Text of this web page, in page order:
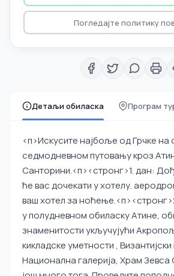
Детаљи обиласка Програм
<п>Искусите најбоље од Грчке на
седмодневном путовању кроз
Санторини.<п><стронг>1. дан:
ће вас дочекати у хотелу.
ваш хотел за ноћење.
у полудневном обиласку Атине,
знаменитости укључујући
кикладске уметности , Византијски
Национална галерија, Храм Зевса
Погледајте политику